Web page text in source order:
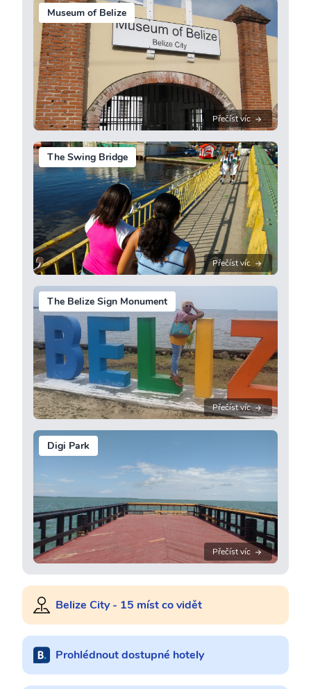
Museum of Belize
Přečíst víc
The Swing Bridge
Přečíst víc
The Belize Sign Monument
Přečíst víc
Digi Park
Přečíst víc
Belize City - 15 míst co vidět
Prohlédnout dostupné hotely